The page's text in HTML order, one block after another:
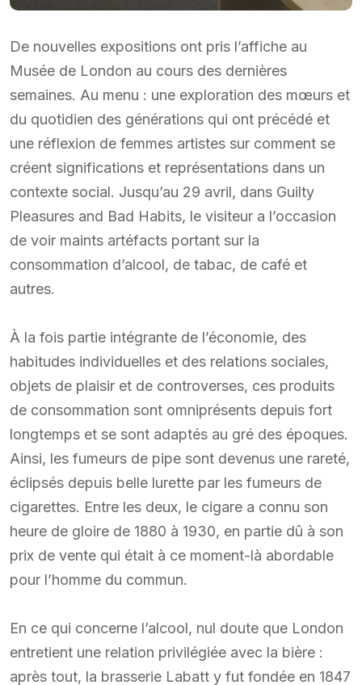
De nouvelles expositions ont pris l’affiche au
Musée de London au cours des dernières
semaines. Au menu : une exploration des mœurs et
du quotidien des générations qui ont précédé et
une réflexion de femmes artistes sur comment se
créent significations et représentations dans un
contexte social. Jusqu’au 29 avril, dans Guilty
Pleasures and Bad Habits, le visiteur a l’occasion
de voir maints artéfacts portant sur la
consommation d’alcool, de tabac, de café et
autres.
À la fois partie intégrante de l’économie, des
habitudes individuelles et des relations sociales,
objets de plaisir et de controverses, ces produits
de consommation sont omniprésents depuis fort
longtemps et se sont adaptés au gré des époques.
Ainsi, les fumeurs de pipe sont devenus une rareté,
éclipsés depuis belle lurette par les fumeurs de
cigarettes. Entre les deux, le cigare a connu son
heure de gloire de 1880 à 1930, en partie dû à son
prix de vente qui était à ce moment-là abordable
pour l’homme du commun.
En ce qui concerne l’alcool, nul doute que London
entretient une relation privilégiée avec la bière :
après tout, la brasserie Labatt y fut fondée en 1847